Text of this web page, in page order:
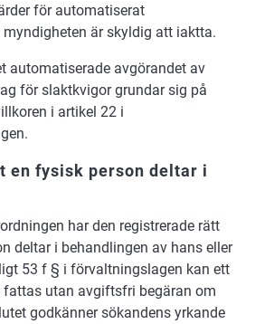
för automatiserat
är skyldig att iaktta.
automatiserade avgörandet av
för slaktkvigor grundar sig på
i artikel 22 i
en fysisk person deltar i
har den registrerade rätt
deltar i behandlingen av hans eller
53 f § i förvaltningslagen kan ett
utan avgiftsfri begäran om
godkänner sökandens yrkande